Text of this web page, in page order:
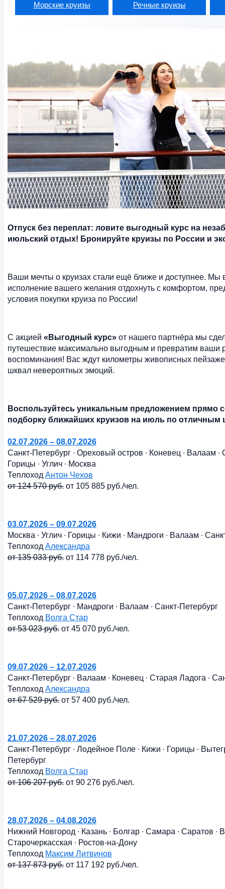
Морские круизы Речные круизы
Отпуск без переплат: ловите выгодный курс на
июльский отдых! Бронируйте круизы по России и
Ваши мечты о круизах стали ещё ближе и доступнее. Мы
исполнение вашего желания отдохнуть с комфортом,
условия покупки круиза по России!
С акцией «Выгодный курс» от нашего партнёра мы
путешествие максимально выгодным и превратим ваши
воспоминания! Вас ждут километры живописных
шквал невероятных эмоций.
Воспользуйтесь уникальным предложением прямо
подборку ближайших круизов на июль по отличным
02.07.2026 – 08.07.2026
Санкт-Петербург ∙ Ореховый остров ∙ Коневец ∙ Валаам ∙
Горицы ∙ Углич ∙ Москва
Теплоход Антон Чехов
от 124 570 руб. от 105 885 руб./чел.
03.07.2026 – 09.07.2026
Москва ∙ Углич ∙ Горицы ∙ Кижи ∙ Мандроги ∙ Валаам ∙
Теплоход Александра
от 135 033 руб. от 114 778 руб./чел.
05.07.2026 – 08.07.2026
Санкт-Петербург ∙ Мандроги ∙ Валаам ∙ Санкт-Петербург
Теплоход Волга Стар
от 53 023 руб. от 45 070 руб./чел.
09.07.2026 – 12.07.2026
Санкт-Петербург ∙ Валаам ∙ Коневец ∙ Старая Ладога ∙
Теплоход Александра
от 67 529 руб. от 57 400 руб./чел.
21.07.2026 – 28.07.2026
Санкт-Петербург ∙ Лодейное Поле ∙ Кижи ∙ Горицы ∙
Петербург
Теплоход Волга Стар
от 106 207 руб. от 90 276 руб./чел.
28.07.2026 – 04.08.2026
Нижний Новгород ∙ Казань ∙ Болгар ∙ Самара ∙ Саратов ∙
Старочеркасская ∙ Ростов-на-Дону
Теплоход Максим Литвинов
от 137 873 руб. от 117 192 руб./чел.